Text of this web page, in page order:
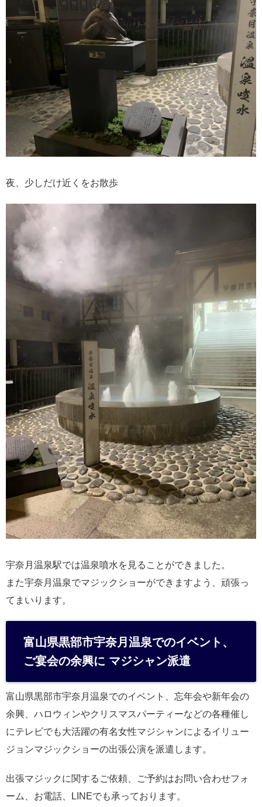
夜、少しだけ近くをお散歩
宇奈月温泉駅では温泉噴水を見ることができました。
また宇奈月温泉でマジックショーができますよう、頑張っ
てまいります。
富山県黒部市宇奈月温泉でのイベント、
ご宴会の余興に マジシャン派遣
富山県黒部市宇奈月温泉でのイベント、忘年会や新年会の
余興、ハロウィンやクリスマスパーティーなどの各種催し
にテレビでも大活躍の有名女性マジシャンによるイリュー
ジョンマジックショーの出張公演を派遣します。
出張マジックに関するご依頼、ご予約はお問い合わせフォ
ーム、お電話、LINEでも承っております。